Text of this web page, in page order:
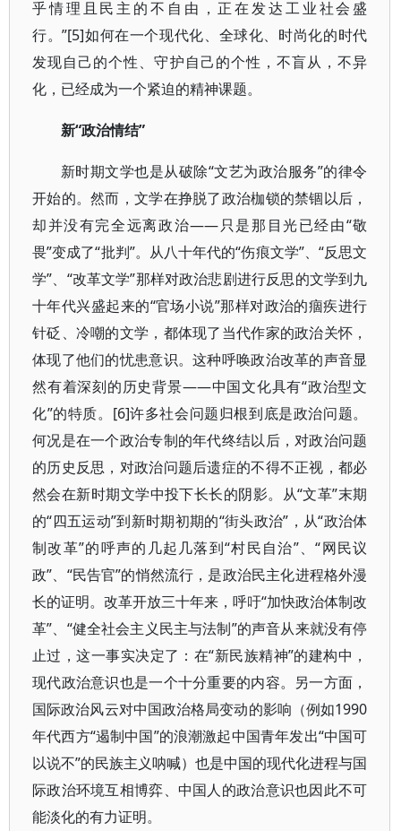
乎情理且民主的不自由，正在发达工业社会盛
行。”[5]如何在一个现代化、全球化、时尚化的时代
发现自己的个性、守护自己的个性，不盲从，不异
化，已经成为一个紧迫的精神课题。
新“政治情结”
新时期文学也是从破除“文艺为政治服务”的律令
开始的。然而，文学在挣脱了政治枷锁的禁锢以后，
却并没有完全远离政治——只是那目光已经由“敬
畏”变成了“批判”。从八十年代的“伤痕文学”、“反思文
学”、“改革文学”那样对政治悲剧进行反思的文学到九
十年代兴盛起来的“官场小说”那样对政治的痼疾进行
针砭、冷嘲的文学，都体现了当代作家的政治关怀，
体现了他们的忧患意识。这种呼唤政治改革的声音显
然有着深刻的历史背景——中国文化具有“政治型文
化”的特质。[6]许多社会问题归根到底是政治问题。
何况是在一个政治专制的年代终结以后，对政治问题
的历史反思，对政治问题后遗症的不得不正视，都必
然会在新时期文学中投下长长的阴影。从“文革”末期
的“四五运动”到新时期初期的“街头政治”，从“政治体
制改革”的呼声的几起几落到“村民自治”、“网民议
政”、“民告官”的悄然流行，是政治民主化进程格外漫
长的证明。改革开放三十年来，呼吁“加快政治体制改
革”、“健全社会主义民主与法制”的声音从来就没有停
止过，这一事实决定了：在“新民族精神”的建构中，
现代政治意识也是一个十分重要的内容。另一方面，
国际政治风云对中国政治格局变动的影响（例如1990
年代西方“遏制中国”的浪潮激起中国青年发出“中国可
以说不”的民族主义呐喊）也是中国的现代化进程与国
际政治环境互相博弈、中国人的政治意识也因此不可
能淡化的有力证明。